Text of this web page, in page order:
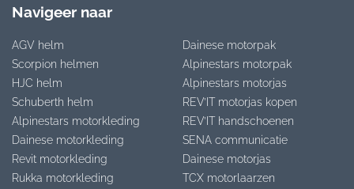
Navigeer naar
AGV helm
Scorpion helmen
HJC helm
Schuberth helm
Alpinestars motorkleding
Dainese motorkleding
Revit motorkleding
Rukka motorkleding
Dainese motorpak
Alpinestars motorpak
Alpinestars motorjas
REV’IT motorjas kopen
REV’IT handschoenen
SENA communicatie
Dainese motorjas
TCX motorlaarzen